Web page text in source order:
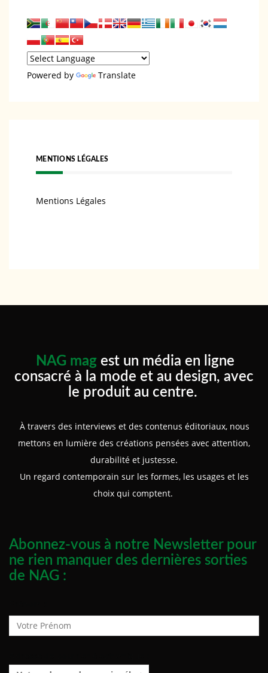
Powered by Translate
MENTIONS LÉGALES
Mentions Légales
NAG mag est un média en ligne
consacré à la mode et au design, avec
le produit au centre.
À travers des interviews et des contenus éditoriaux, nous
mettons en lumière des créations pensées avec attention,
durabilité et justesse.
Un regard contemporain sur les formes, les usages et les
choix qui comptent.
Abonnez-vous à notre Newsletter pour
ne rien manquer des dernières sorties
de NAG :